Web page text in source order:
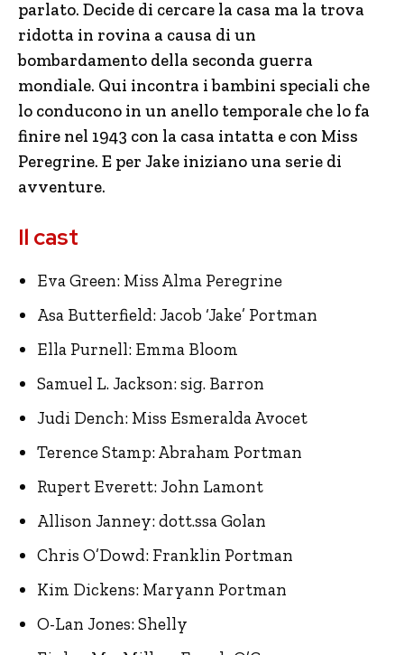
parlato. Decide di cercare la casa ma la trova
ridotta in rovina a causa di un
bombardamento della seconda guerra
mondiale. Qui incontra i bambini speciali che
lo conducono in un anello temporale che lo fa
finire nel 1943 con la casa intatta e con Miss
Peregrine. E per Jake iniziano una serie di
avventure.
Il cast
Eva Green: Miss Alma Peregrine
Asa Butterfield: Jacob ‘Jake’ Portman
Ella Purnell: Emma Bloom
Samuel L. Jackson: sig. Barron
Judi Dench: Miss Esmeralda Avocet
Terence Stamp: Abraham Portman
Rupert Everett: John Lamont
Allison Janney: dott.ssa Golan
Chris O’Dowd: Franklin Portman
Kim Dickens: Maryann Portman
O-Lan Jones: Shelly